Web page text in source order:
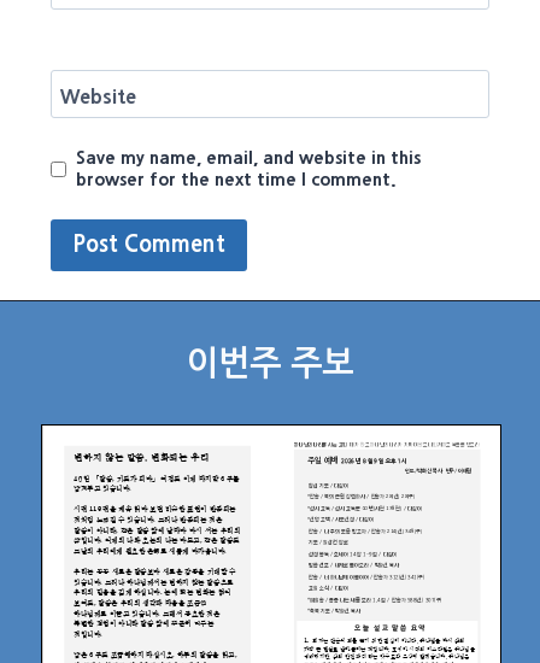
Website
Save my name, email, and website in this
browser for the next time I comment.
이번주 주보